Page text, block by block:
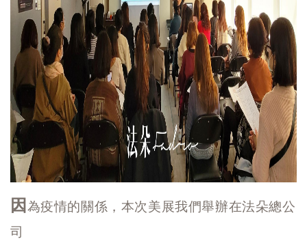
因為疫情的關係，本次美展我們舉辦在法朵總公
司